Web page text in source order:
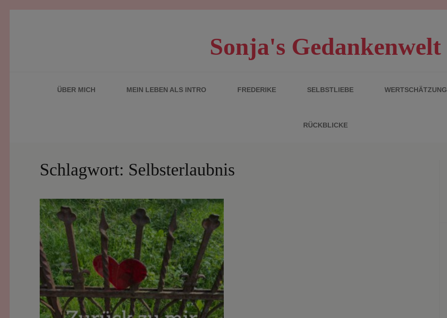
Sonja's Gedankenwelt
ÜBER MICH MEIN LEBEN ALS INTRO FREDERIKE SELBSTLIEBE WERTSCHÄTZUNG
RÜCKBLICKE
Schlagwort: Selbsterlaubnis